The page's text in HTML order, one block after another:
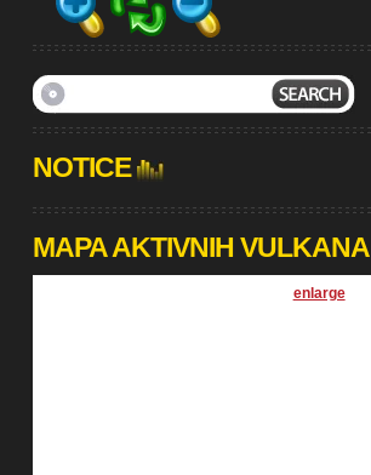
NOTICE
MAPA AKTIVNIH VULKANA
enlarge]